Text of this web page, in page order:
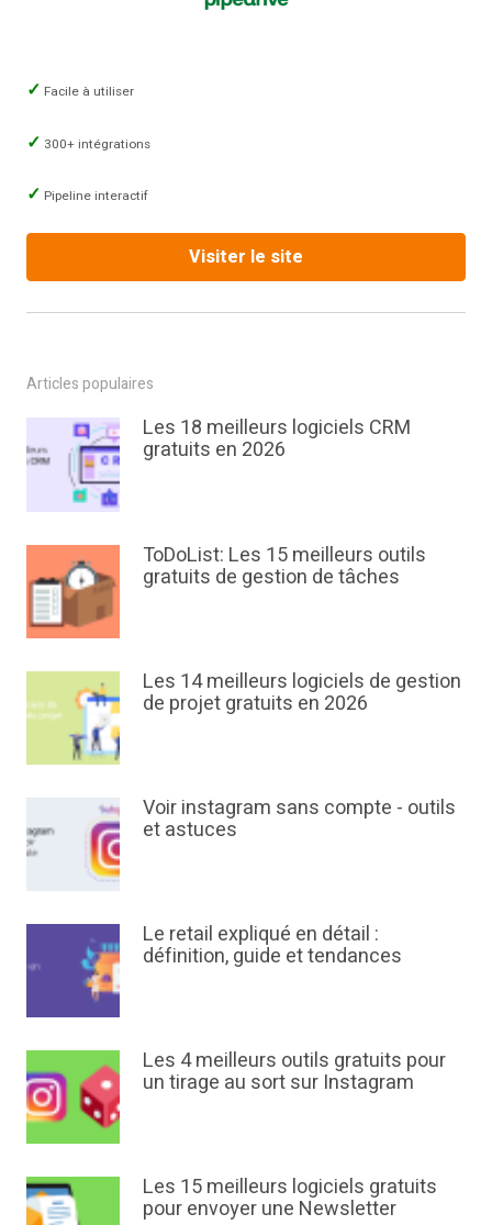
Facile à utiliser
300+ intégrations
Pipeline interactif
Visiter le site
Articles populaires
Les 18 meilleurs logiciels CRM
gratuits en 2026
ToDoList: Les 15 meilleurs outils
gratuits de gestion de tâches
Les 14 meilleurs logiciels de gestion
de projet gratuits en 2026
Voir instagram sans compte - outils
et astuces
Le retail expliqué en détail :
définition, guide et tendances
Les 4 meilleurs outils gratuits pour
un tirage au sort sur Instagram
Les 15 meilleurs logiciels gratuits
pour envoyer une Newsletter